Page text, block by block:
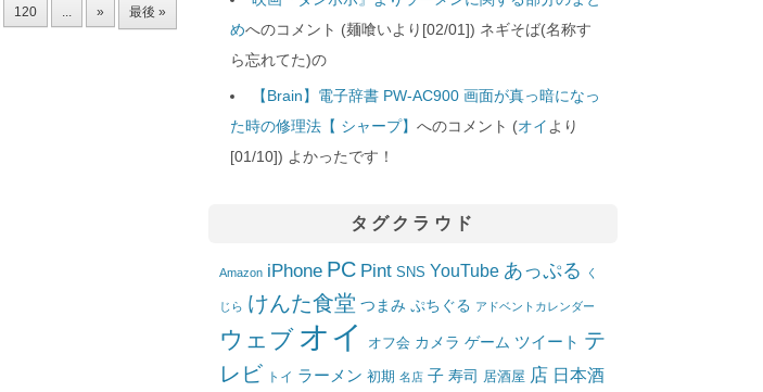
120 ... » 最後 »
めへのコメント (麺喰いより[02/01]) ネギそば(名称す
ら忘れてた)の
【Brain】電子辞書 PW-AC900 画面が真っ暗になっ
た時の修理法【 シャープ】へのコメント (オイ より
[01/10]) よかったです！
タグクラウド
Amazon iPhone PC Pint SNS YouTube あっぷる く
じら けんた食堂 つまみ ぷちぐる アドベントカレンダー
ウェブ オイ オフ会 カメラ ゲーム ツイート テ
レビ トイ ラーメン 初期 名店 子 寿司 居酒屋 店 日本酒